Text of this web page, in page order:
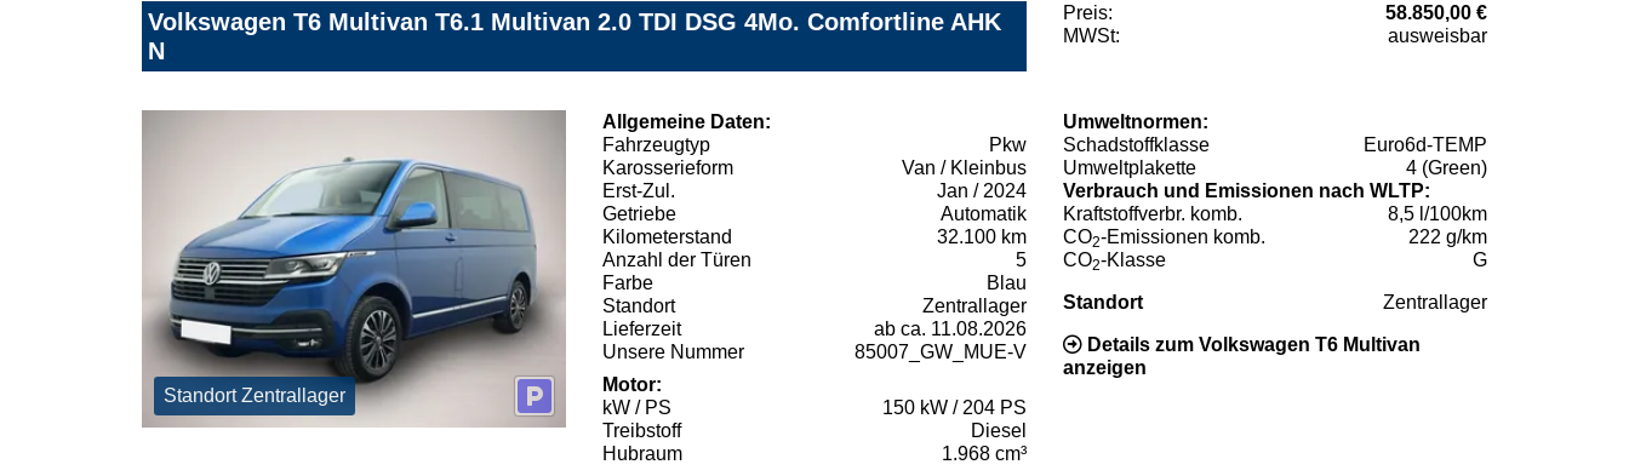
Volkswagen T6 Multivan T6.1 Multivan 2.0 TDI DSG 4Mo. Comfortline AHK
N
Preis:
58.850,00 €
MWSt:
ausweisbar
Standort Zentrallager
Allgemeine Daten:
Fahrzeugtyp
Pkw
Karosserieform
Van / Kleinbus
Erst-Zul.
Jan / 2024
Getriebe
Automatik
Kilometerstand
32.100 km
Anzahl der Türen
5
Farbe
Blau
Standort
Zentrallager
Lieferzeit
ab ca. 11.08.2026
Unsere Nummer
85007_GW_MUE-V
Motor:
kW / PS
150 kW / 204 PS
Treibstoff
Diesel
Hubraum
1.968 cm³
Umweltnormen:
Schadstoffklasse
Euro6d-TEMP
Umweltplakette
4 (Green)
Verbrauch und Emissionen nach WLTP:
Kraftstoffverbr. komb.
8,5 l/100km
CO2-Emissionen komb.
222 g/km
CO2-Klasse G
Standort Zentrallager
Details zum Volkswagen T6 Multivan
anzeigen